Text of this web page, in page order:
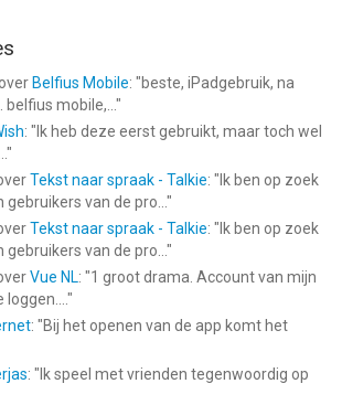
Belfius Mobile: "beste, iPadgebruik, na
mobile,... "
: " Ik heb deze eerst gebruikt, maar toch wel
"
Tekst naar spraak - Talkie: " Ik ben op zoek
van de pro... "
Tekst naar spraak - Talkie: " Ik ben op zoek
van de pro... "
Vue NL: "1 groot drama. Account van mijn
"
: "Bij het openen van de app komt het
: " Ik speel met vrienden tegenwoordig op